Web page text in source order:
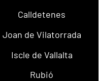
Calldetenes
Joan de Vilatorrada
Iscle de Vallalta
Rubió